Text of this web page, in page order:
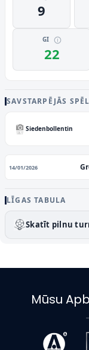
9
GI
22
SAVSTARPĒJĀS
Siedenbollentin
14/01/2026
LĪGAS TABULA
Skatīt pilnu
Mūsu